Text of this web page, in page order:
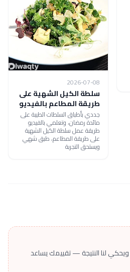
2026-07-08
سلطة الكيل الشهية على
طريقة المطاعم بالفيديو
جددي بأطباق السلطات الطيبة على
مائدة رمضان، وتعلمي بالفيديو
طريقة عمل سلطة الكيل الشهية
على طريقة المطاعم، طبق شهي
ويستحق التجربة
لنا النتيجة — تقييمك يساعد